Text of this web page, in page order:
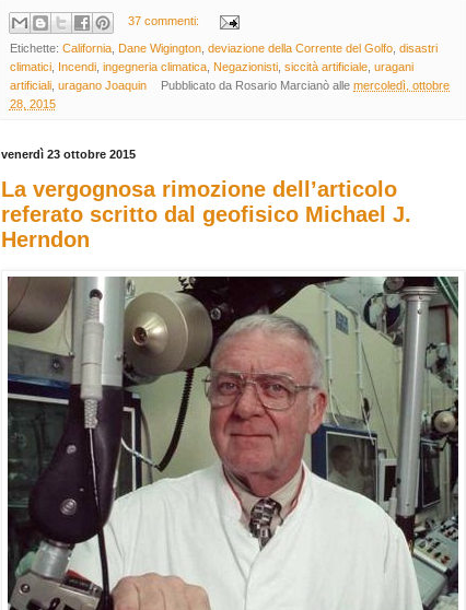
37 commenti:
Etichette: California, Dane Wigington, deviazione della Corrente del Golfo, disastri
climatici, Incendi, ingegneria climatica, Negazionisti, siccità artificiale, uragani
artificiali, uragano Joaquin Pubblicato da Rosario Marcianò allemercoledì, ottobre
28, 2015
venerdì 23 ottobre 2015
La vergognosa rimozione dell’articolo
referato scritto dal geofisico Michael J.
Herndon